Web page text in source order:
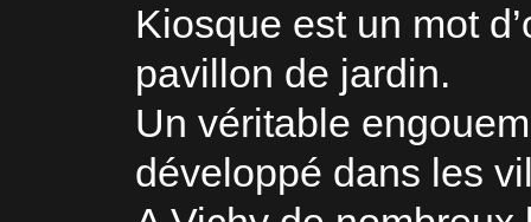
Kiosque est un mot
pavillon de jardin.
Un véritable
développé dans les